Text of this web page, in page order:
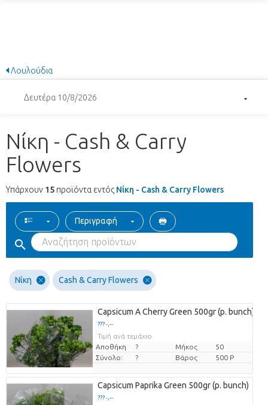
Λουλούδια
Δευτέρα 10/8/2026
Νίκη - Cash & Carry
Flowers
Υπάρχουν 15 προϊόντα εντός Νίκη - Cash & Carry Flowers
Περιγραφή
Νίκη Cash & Carry Flowers
Capsicum A Cherry Green 500gr (p. bunch)
??? -,--
Τιμή ανά τεμάχιο
Αποθήκη
? Μήκος
50
Σύνολο:
? Βάρος 500 P
Capsicum Paprika Green 500gr (p. bunch)
??? -,--